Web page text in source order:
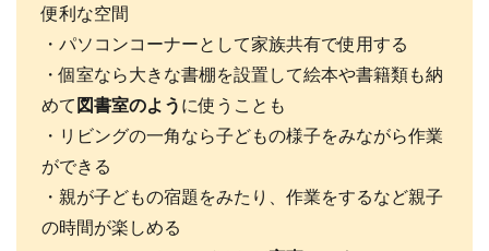
便利な空間
・パソコンコーナーとして家族共有で使用する
・個室なら大きな書棚を設置して絵本や書籍類も納
めて図書室のよう に使うことも
・リビングの一角なら子どもの様子をみながら作業
ができる
・親が子どもの宿題をみたり、作業をするなど親子
の時間が楽しめる